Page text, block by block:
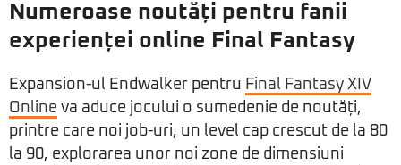
Numeroase noutăți pentru fanii
experienței online Final Fantasy
Expansion-ul Endwalker pentru Final Fantasy XIV
Online va aduce jocului o sumedenie de noutăți,
printre care noi job-uri, un level cap crescut de la 80
la 90, explorarea unor noi zone de dimensiuni